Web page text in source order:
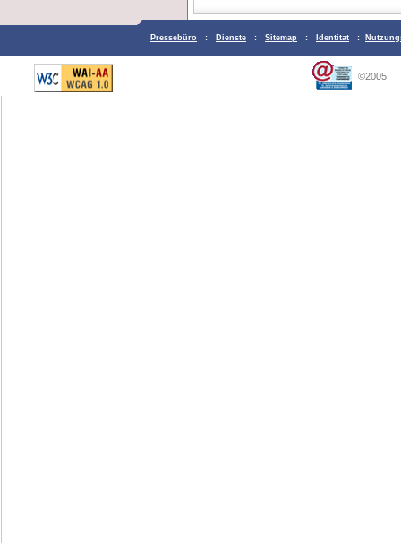
Pressebüro : Dienste : Sitemap : Identitat :
©2005